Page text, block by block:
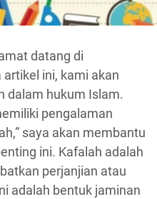
datang di
ini, kami akan
dalam hukum Islam.
pengalaman
saya akan membantu
ini. Kafalah adalah
perjanjian atau
adalah bentuk jaminan